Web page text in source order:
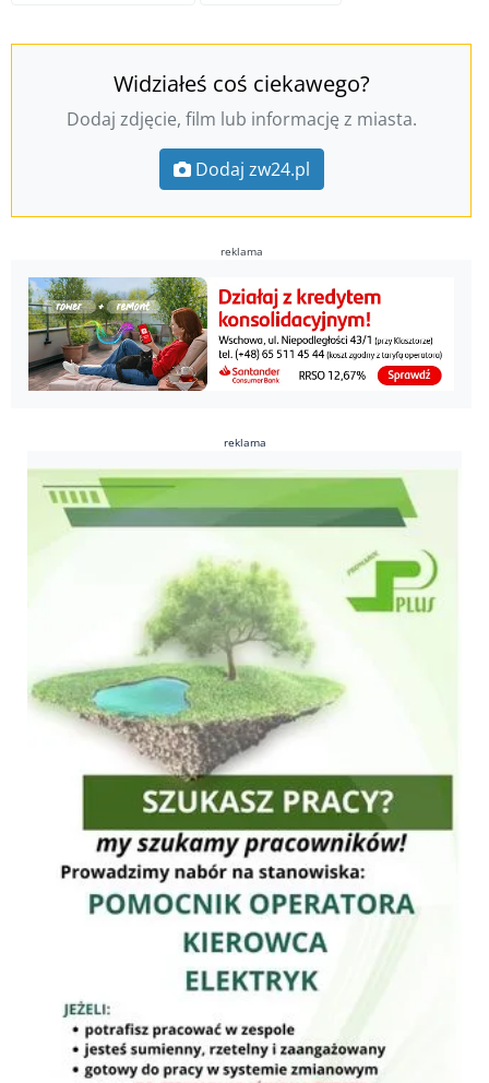
Widziałeś coś ciekawego?
Dodaj zdjęcie, film lub informację z miasta.
Dodaj zw24.pl
reklama
reklama